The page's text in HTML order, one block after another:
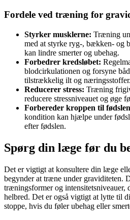
Fordele ved træning for
Styrker musklerne: Træning
med at styrke ryg-, bækken- og
kan lindre smerter og ubehag.
Forbedrer kredsløbet:
blodcirkulationen og forsyne
tilstrækkelig ilt og næringsstoffer.
Reducerer stress: Træning
reducere stressniveauet og øge
Forbereder kroppen til
kondition kan hjælpe under
efter fødslen.
Spørg din læge før du
Det er vigtigt at konsultere din læge
begynder at træne under graviditeten.
træningsformer og intensitetsniveauer,
helbred. Det er også vigtigt at lytte til
stoppe, hvis du føler ubehag eller